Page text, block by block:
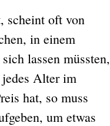
oft von
in einem
lassen müssten,
Alter im
hat, so muss
um etwas